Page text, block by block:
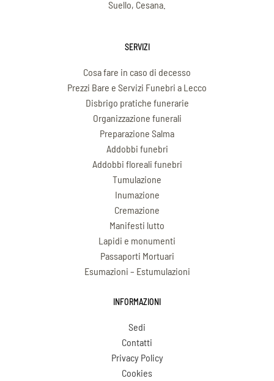
Suello, Cesana.
SERVIZI
Cosa fare in caso di decesso
Prezzi Bare e Servizi Funebri a Lecco
Disbrigo pratiche funerarie
Organizzazione funerali
Preparazione Salma
Addobbi funebri
Addobbi floreali funebri
Tumulazione
Inumazione
Cremazione
Manifesti lutto
Lapidi e monumenti
Passaporti Mortuari
Esumazioni – Estumulazioni
INFORMAZIONI
Sedi
Contatti
Privacy Policy
Cookies